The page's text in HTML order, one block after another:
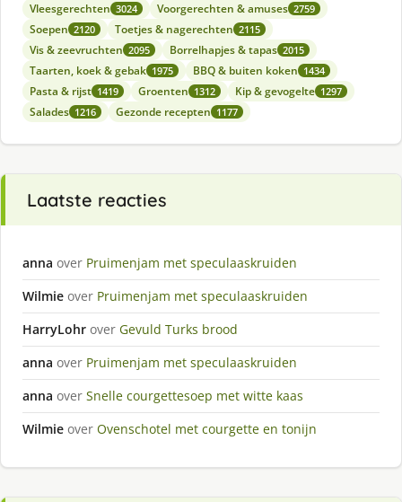
Vleesgerechten 3024 Voorgerechten & amuses 2759
Soepen 2120 Toetjes & nagerechten 2115
Vis & zeevruchten 2095 Borrelhapjes & tapas 2015
Taarten, koek & gebak 1975 BBQ & buiten koken 1434
Pasta & rijst 1419 Groenten 1312 Kip & gevogelte 1297
Salades 1216 Gezonde recepten 1177
Laatste reacties
anna over Pruimenjam met speculaaskruiden
Wilmie over Pruimenjam met speculaaskruiden
HarryLohr over Gevuld Turks brood
anna over Pruimenjam met speculaaskruiden
anna over Snelle courgettesoep met witte kaas
Wilmie over Ovenschotel met courgette en tonijn